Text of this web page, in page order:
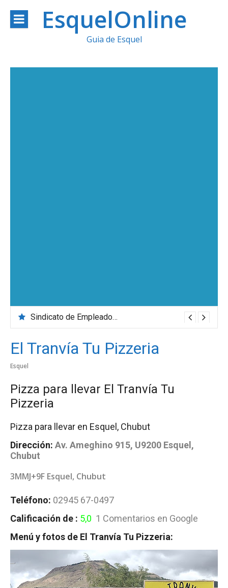
EsquelOnline
Guia de Esquel
Sindicato de Empleados de Comercio
El Tranvía Tu Pizzeria
Esquel
Pizza para llevar El Tranvía Tu
Pizzeria
Pizza para llevar en Esquel, Chubut
Dirección: Av. Ameghino 915, U9200 Esquel,
Chubut
3MMJ+9F Esquel, Chubut
Teléfono: 02945 67-0497
Calificación de : 5,0 1 Comentarios en Google
Menú y fotos de El Tranvía Tu Pizzeria: